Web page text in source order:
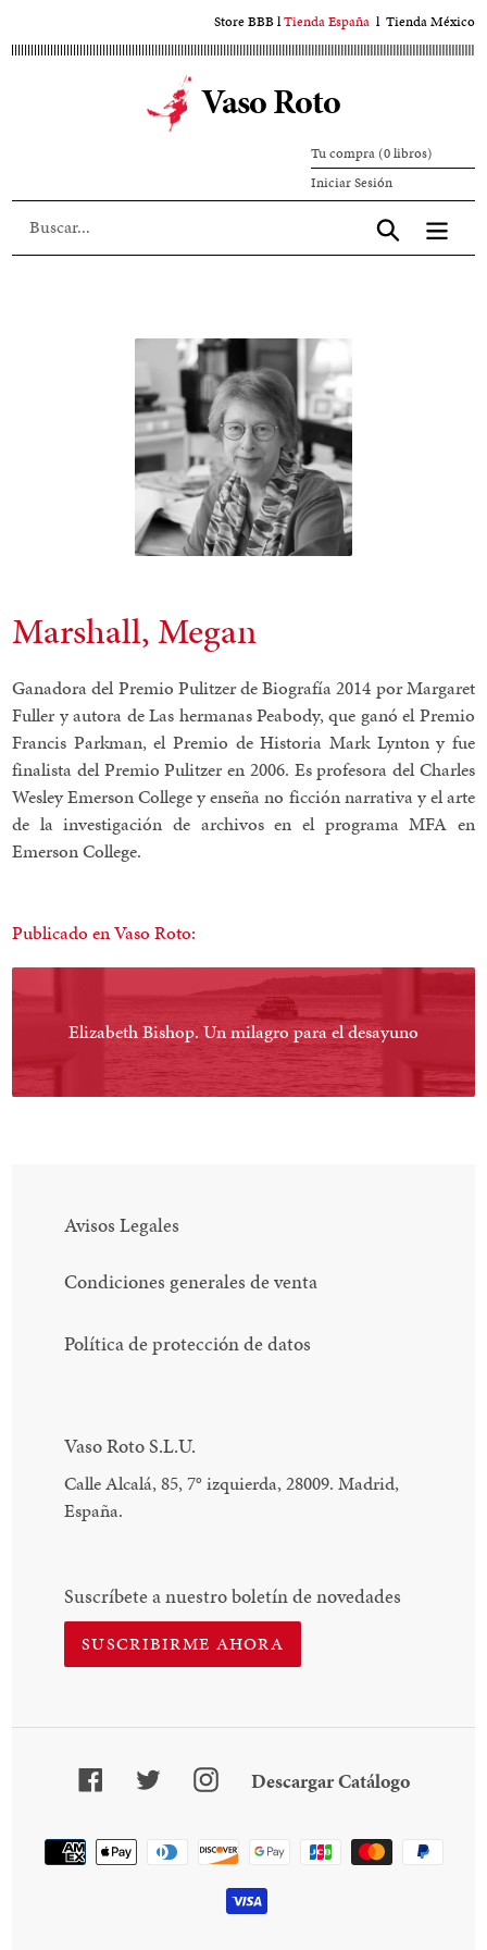
al
Store BBBlTienda España l Tienda México
Vaso Roto
Tu compra (0 libros)
Iniciar SesiónIniciar
sesión
Aceptar
Marshall, Megan
Ganadora del Premio Pulitzer de Biografía 2014 por Margaret
Fuller y autora de Las hermanas Peabody, que ganó el Premio
Francis Parkman, el Premio de Historia Mark Lynton y fue
finalista del Premio Pulitzer en 2006. Es profesora del Charles
Wesley Emerson College y enseña no ficción narrativa y el arte
de la investigación de archivos en el programa MFA en
Emerson College.
Publicado en Vaso Roto:
Elizabeth Bishop. Un milagro para el desayuno
Avisos Legales
Condiciones generales de venta
Política de protección de datos
Vaso Roto S.L.U.
Calle Alcalá, 85, 7° izquierda, 28009. Madrid,
España.
Suscríbete a nuestro boletín de novedades
SUSCRIBIRME AHORA
FacebookTwitterInstagram
Descargar Catálogo
Método
pago